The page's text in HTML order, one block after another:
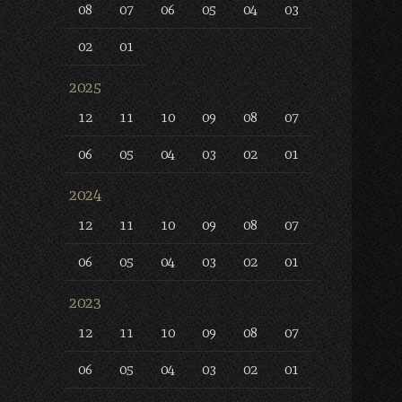
08 07 06 05 04 03
02 01
2025
12 11 10 09 08 07
06 05 04 03 02 01
2024
12 11 10 09 08 07
06 05 04 03 02 01
2023
12 11 10 09 08 07
06 05 04 03 02 01